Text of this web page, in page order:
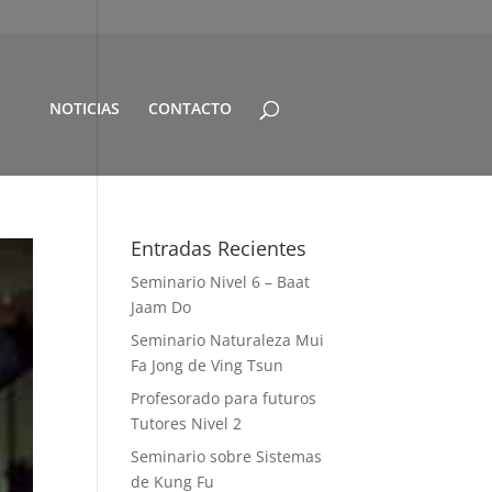
NOTICIAS CONTACTO
Entradas Recientes
Seminario Nivel 6 – Baat
Jaam Do
Seminario Naturaleza Mui
Fa Jong de Ving Tsun
Profesorado para futuros
Tutores Nivel 2
Seminario sobre Sistemas
de Kung Fu